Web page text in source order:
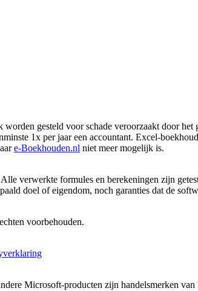
worden gesteld voor schade veroorzaakt door
1x per jaar een accountant.
e‑Boekhouden.nl niet meer mogelijk is.
verwerkte formules en berekeningen zijn
doel of eigendom, noch garanties dat de
voorbehouden.
Microsoft-producten zijn handelsmerken